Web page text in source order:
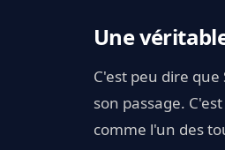
Une
C'est peu dire
son passage.
comme l'un des